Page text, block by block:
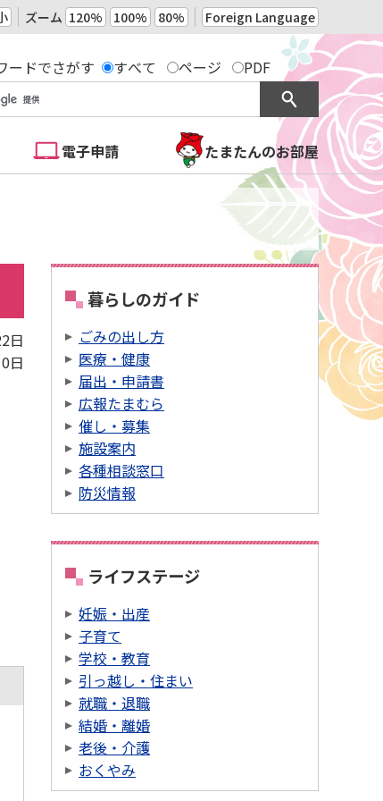
ズーム 120% 100% 80% Foreign Language
ードでさがす すべて ページ PDF
電子申請 たまたんのお部屋
日
日
暮らしのガイド
ごみの出し方
医療・健康
届出・申請書
広報たまむら
催し・募集
施設案内
各種相談窓口
防災情報
ライフステージ
妊娠・出産
子育て
学校・教育
引っ越し・住まい
就職・退職
結婚・離婚
老後・介護
おくやみ